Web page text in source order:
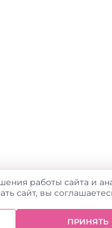
работы сайта и
сайт, вы
ПРИНЯТЬ